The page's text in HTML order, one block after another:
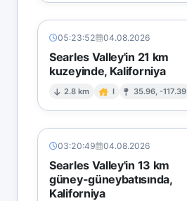
05:23:52 04.08.2026
Searles Valley'in 21 km
kuzeyinde, Kaliforniya
2.8 km I 35.96, -117.39
03:20:49 04.08.2026
Searles Valley'in 13 km
güney-güneybatısında,
Kaliforniya